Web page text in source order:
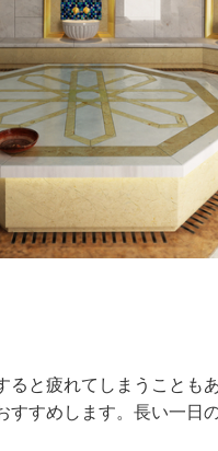
と疲れてしまうことも
すめします。長い一日